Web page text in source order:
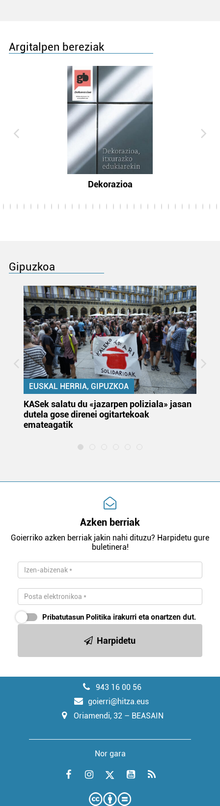
Argitalpen bereziak
Dekorazioa
Gipuzkoa
EUSKAL HERRIA, GIPUZKOA
KASek salatu du «jazarpen poliziala» jasan
dutela gose direnei ogitartekoak
emateagatik
Azken berriak
Goierriko azken berriak jakin nahi dituzu? Harpidetu gure
buletinera!
Pribatutasun Politika irakurri eta onartzen dut.
Harpidetu
943 16 00 56
goierri@hitza.eus
Oriamendi, 32 – BEASAIN
Nor gara